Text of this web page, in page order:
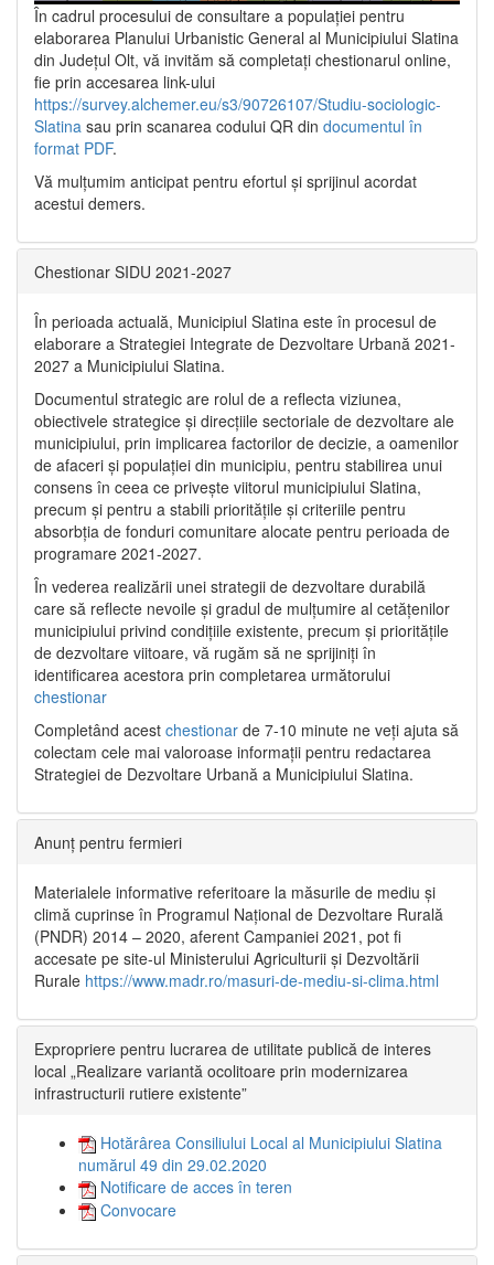
În cadrul procesului de consultare a populaţiei pentru
elaborarea Planului Urbanistic General al Municipiului Slatina
din Județul Olt, vă invităm să completați chestionarul online,
fie prin accesarea link-ului
https://survey.alchemer.eu/s3/90726107/Studiu-sociologic-
Slatina sau prin scanarea codului QR din documentul în
format PDF.
Vă mulţumim anticipat pentru efortul şi sprijinul acordat
acestui demers.
Chestionar SIDU 2021-2027
În perioada actuală, Municipiul Slatina este în procesul de
elaborare a Strategiei Integrate de Dezvoltare Urbană 2021‐
2027 a Municipiului Slatina.
Documentul strategic are rolul de a reflecta viziunea,
obiectivele strategice și direcțiile sectoriale de dezvoltare ale
municipiului, prin implicarea factorilor de decizie, a oamenilor
de afaceri și populației din municipiu, pentru stabilirea unui
consens în ceea ce privește viitorul municipiului Slatina,
precum și pentru a stabili prioritățile și criteriile pentru
absorbția de fonduri comunitare alocate pentru perioada de
programare 2021-2027.
În vederea realizării unei strategii de dezvoltare durabilă
care să reflecte nevoile și gradul de mulțumire al cetățenilor
municipiului privind condițiile existente, precum și prioritățile
de dezvoltare viitoare, vă rugăm să ne sprijiniți în
identificarea acestora prin completarea următorului
chestionar
Completând acest chestionar de 7-10 minute ne veți ajuta să
colectam cele mai valoroase informații pentru redactarea
Strategiei de Dezvoltare Urbană a Municipiului Slatina.
Anunț pentru fermieri
Materialele informative referitoare la măsurile de mediu și
climă cuprinse în Programul Național de Dezvoltare Rurală
(PNDR) 2014 – 2020, aferent Campaniei 2021, pot fi
accesate pe site-ul Ministerului Agriculturii și Dezvoltării
Rurale https://www.madr.ro/masuri-de-mediu-si-clima.html
Expropriere pentru lucrarea de utilitate publică de interes
local „Realizare variantă ocolitoare prin modernizarea
infrastructurii rutiere existente”
Hotărârea Consiliului Local al Municipiului Slatina
numărul 49 din 29.02.2020
Notificare de acces în teren
Convocare